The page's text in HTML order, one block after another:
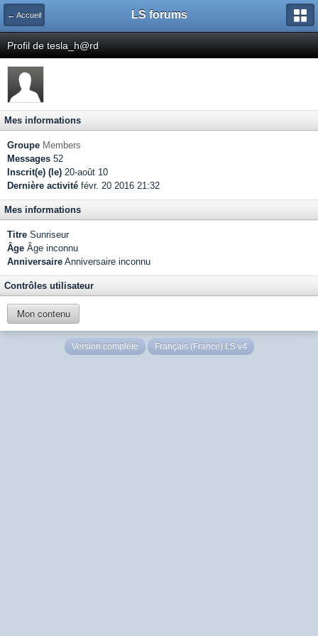
← Accueil LS forums
Profil de tesla_h@rd
Mes informations
Groupe Members
Messages 52
Inscrit(e) (le) 20-août 10
Dernière activité févr. 20 2016 21:32
Mes informations
Titre Sunriseur
Âge Âge inconnu
Anniversaire Anniversaire inconnu
Contrôles utilisateur
Mon contenu
Version complète Français (France) LS v4